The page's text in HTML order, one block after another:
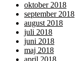
oktober 2018
september 2018
august 2018
juli 2018
juni 2018
maj 2018
april 2018